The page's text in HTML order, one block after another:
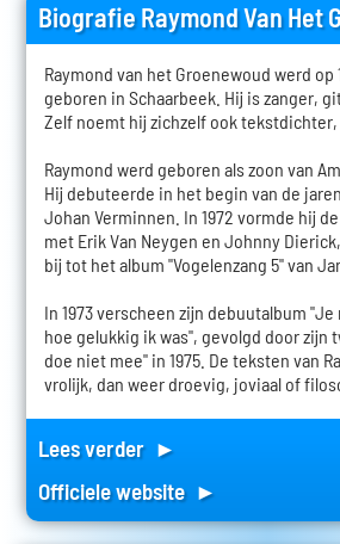
Biografie Raymond Van Het
Raymond van het Groenewoud werd op
geboren in Schaarbeek. Hij is zanger,
Zelf noemt hij zichzelf ook tekstdichter,
Raymond werd geboren als zoon van
Hij debuteerde in het begin van de
Johan Verminnen. In 1972 vormde hij
met Erik Van Neygen en Johnny
bij tot het album "Vogelenzang 5" van
In 1973 verscheen zijn debuutalbum
hoe gelukkig ik was", gevolgd door zijn
doe niet mee" in 1975. De teksten van
vrolijk, dan weer droevig, joviaal of
Lees verder ►
Officiele website ►